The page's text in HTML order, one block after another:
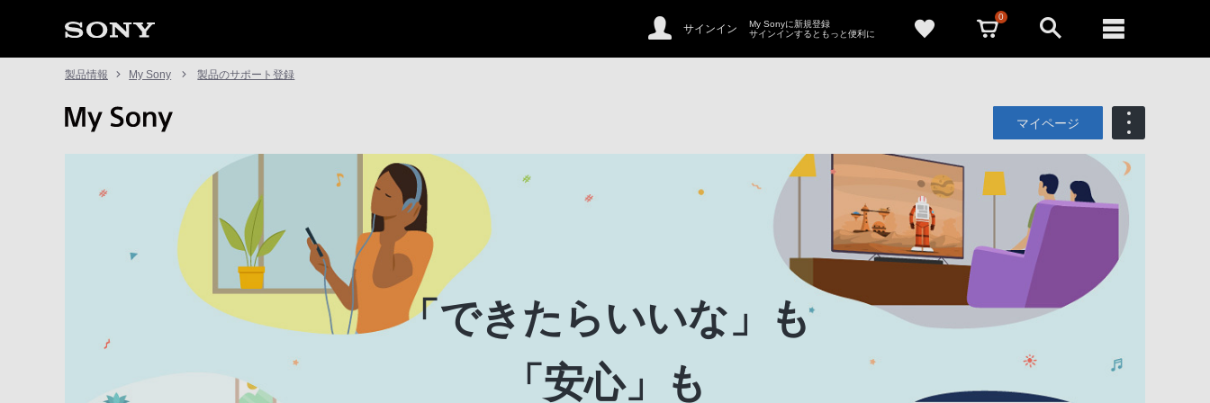
サインイン
My Sonyに新規登録
サインインするともっと便利に
0
製品情報 My Sony 製品のサポート登録
マイページ
「できたらいいな」も
「安心」も